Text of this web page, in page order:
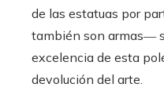
de las estatuas por
también son armas―
excelencia de esta
devolución del arte.